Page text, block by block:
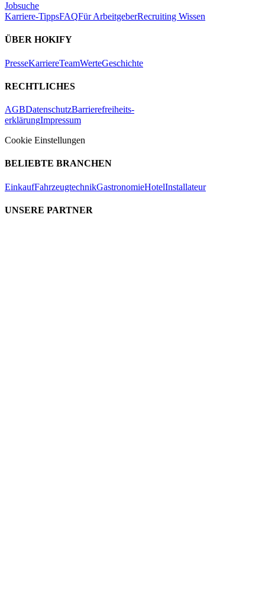
Jobsuche
Karriere-TippsFAQFür ArbeitgeberRecruiting Wissen
ÜBER HOKIFY
PresseKarriereTeamWerteGeschichte
RECHTLICHES
AGBDatenschutzBarrierefreiheits-
erklärungImpressum
Cookie Einstellungen
BELIEBTE BRANCHEN
EinkaufFahrzeugtechnikGastronomieHotelInstallateur
UNSERE PARTNER